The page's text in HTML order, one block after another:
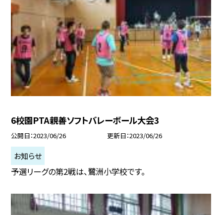
6校園PTA親善ソフトバレーボール大会3
公開日 2023/06/26 更新日 2023/06/26
お知らせ
予選リーグの第2戦は、鷺洲小学校です。